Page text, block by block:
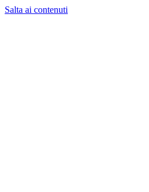
Salta ai contenuti